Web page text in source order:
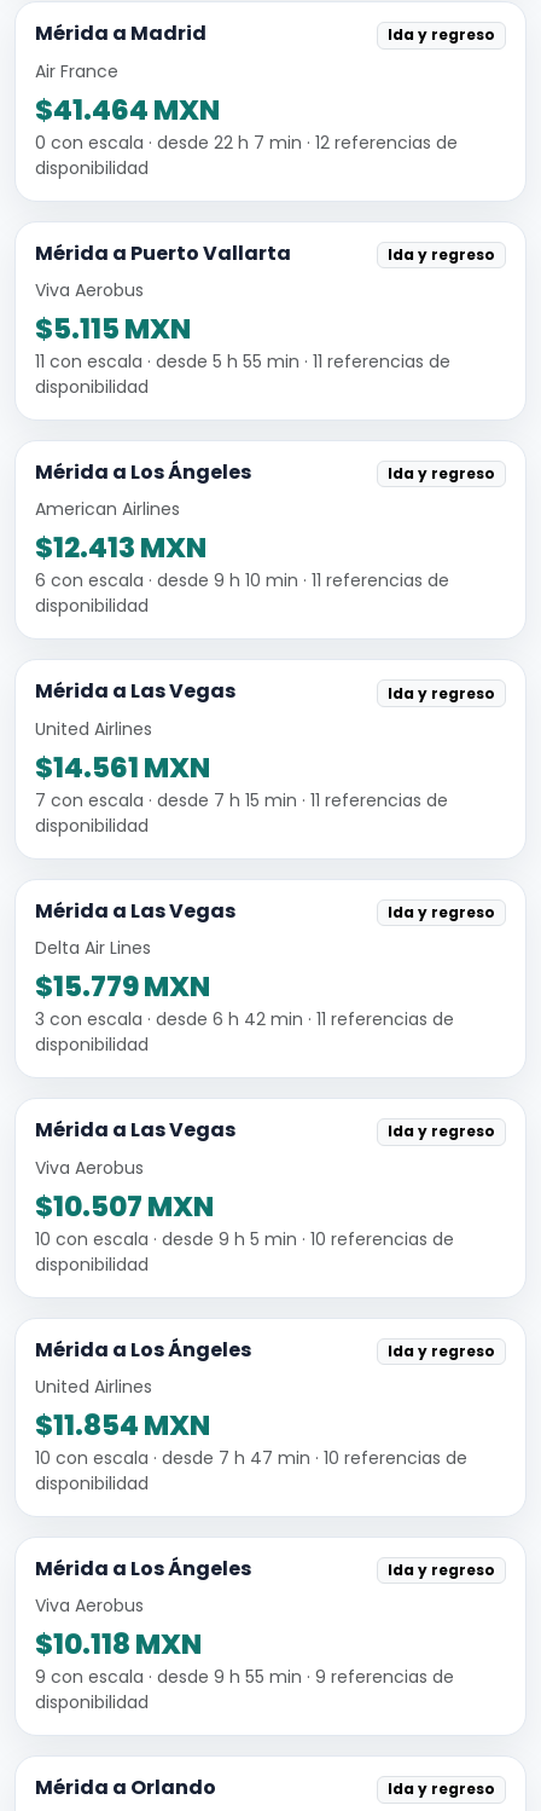
Mérida a Madrid Ida y regreso
Air France
$41.464 MXN
0 con escala · desde 22 h 7 min · 12 referencias de
disponibilidad
Mérida a Puerto Vallarta Ida y regreso
Viva Aerobus
$5.115 MXN
11 con escala · desde 5 h 55 min · 11 referencias de
disponibilidad
Mérida a Los Ángeles Ida y regreso
American Airlines
$12.413 MXN
6 con escala · desde 9 h 10 min · 11 referencias de
disponibilidad
Mérida a Las Vegas Ida y regreso
United Airlines
$14.561 MXN
7 con escala · desde 7 h 15 min · 11 referencias de
disponibilidad
Mérida a Las Vegas Ida y regreso
Delta Air Lines
$15.779 MXN
3 con escala · desde 6 h 42 min · 11 referencias de
disponibilidad
Mérida a Las Vegas Ida y regreso
Viva Aerobus
$10.507 MXN
10 con escala · desde 9 h 5 min · 10 referencias de
disponibilidad
Mérida a Los Ángeles Ida y regreso
United Airlines
$11.854 MXN
10 con escala · desde 7 h 47 min · 10 referencias de
disponibilidad
Mérida a Los Ángeles Ida y regreso
Viva Aerobus
$10.118 MXN
9 con escala · desde 9 h 55 min · 9 referencias de
disponibilidad
Mérida a Orlando Ida y regreso